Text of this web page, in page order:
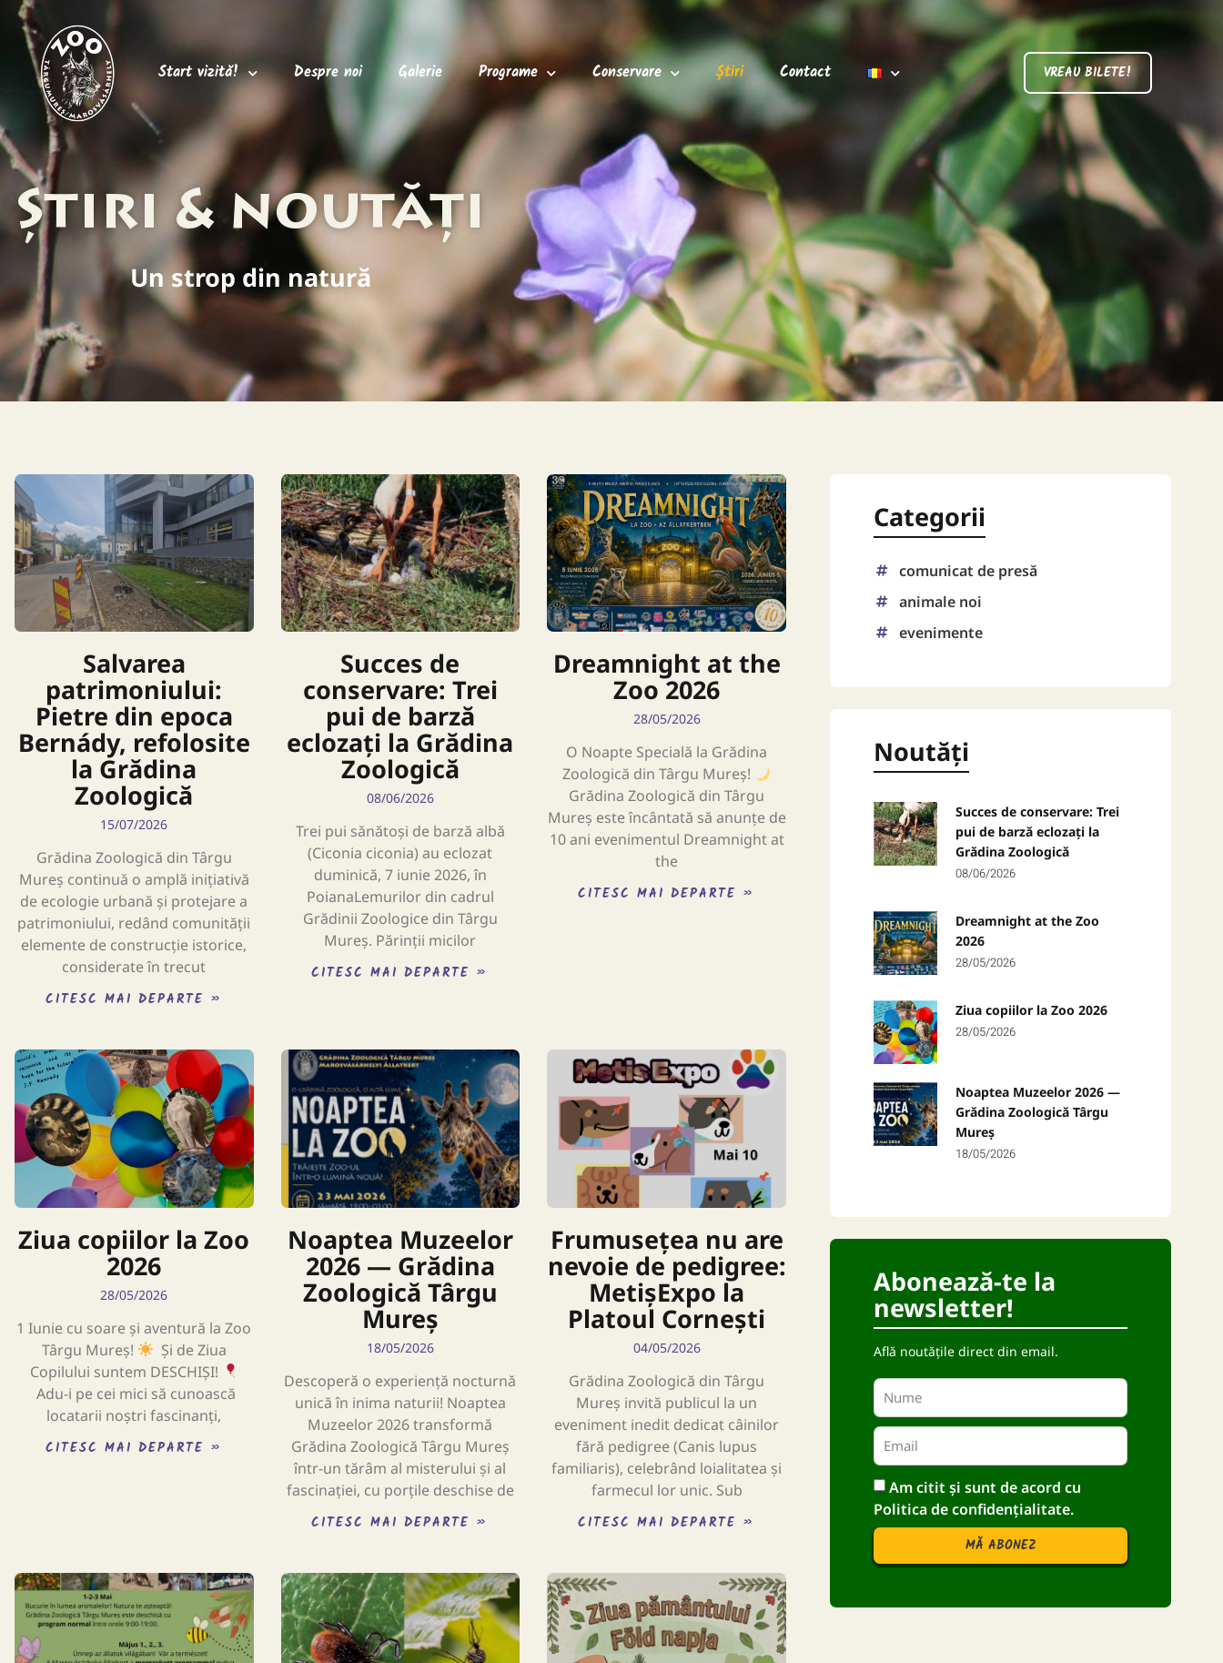
Start vizită! Despre noi Galerie Programe Conservare Știri Contact VREAU BILETE!
Știri & noutăți
Un strop din natură
Salvarea
patrimoniului:
Pietre din epoca
Bernády, refolosite
la Grădina
Zoologică
15/07/2026
Grădina Zoologică din Târgu
Mureș continuă o amplă inițiativă
de ecologie urbană și protejare a
patrimoniului, redând comunității
elemente de construcție istorice,
considerate în trecut
CITESC MAI DEPARTE »
Succes de
conservare: Trei
pui de barză
eclozați la Grădina
Zoologică
08/06/2026
Trei pui sănătoși de barză albă
(Ciconia ciconia) au eclozat
duminică, 7 iunie 2026, în
PoianaLemurilor din cadrul
Grădinii Zoologice din Târgu
Mureș. Părinții micilor
CITESC MAI DEPARTE »
Dreamnight at the
Zoo 2026
28/05/2026
O Noapte Specială la Grădina
Zoologică din Târgu Mureș!
Grădina Zoologică din Târgu
Mureș este încântată să anunțe de
10 ani evenimentul Dreamnight at
the
CITESC MAI DEPARTE »
Ziua copiilor la Zoo
2026
28/05/2026
1 Iunie cu soare și aventură la Zoo
Târgu Mureș!
Și de Ziua
Copilului suntem DESCHIȘI!
Adu-i pe cei mici să cunoască
locatarii noștri fascinanți,
CITESC MAI DEPARTE »
Noaptea Muzeelor
2026 — Grădina
Zoologică Târgu
Mureș
18/05/2026
Descoperă o experiență nocturnă
unică în inima naturii! Noaptea
Muzeelor 2026 transformă
Grădina Zoologică Târgu Mureș
într-un tărâm al misterului și al
fascinației, cu porțile deschise de
CITESC MAI DEPARTE »
Frumusețea nu are
nevoie de pedigree:
MetișExpo la
Platoul Cornești
04/05/2026
Grădina Zoologică din Târgu
Mureș invită publicul la un
eveniment inedit dedicat câinilor
fără pedigree (Canis lupus
familiaris), celebrând loialitatea și
farmecul lor unic. Sub
CITESC MAI DEPARTE »
Categorii
comunicat de presă
animale noi
evenimente
Noutăți
Succes de conservare: Trei
pui de barză eclozați la
Grădina Zoologică
08/06/2026
Dreamnight at the Zoo
2026
28/05/2026
Ziua copiilor la Zoo 2026
28/05/2026
Noaptea Muzeelor 2026 —
Grădina Zoologică Târgu
Mureș
18/05/2026
Abonează-te la
newsletter!
Află noutățile direct din email.
Am citit și sunt de acord cu
Politica de confidențialitate.
MĂ ABONEZ